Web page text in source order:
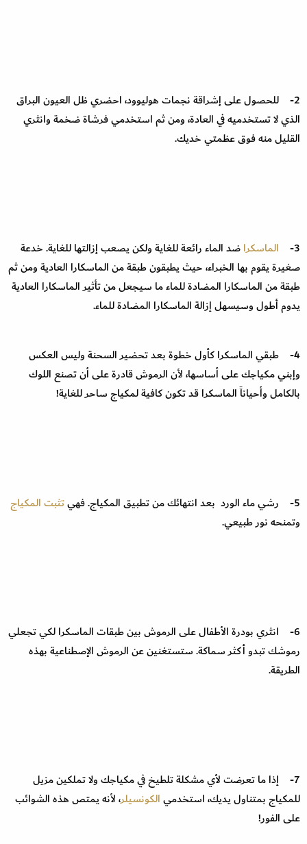
2- للحصول على إشراقة نجمات هوليوود، احضري ظل العيون البراق
الذي لا تستخدميه في العادة، ومن ثم استخدمي فرشاة ضخمة وانثري
القليل منه فوق عظمتي خديك.
3- الماسكراضد الماء رائعة للغاية ولكن يصعب إزالتها للغاية. خدعة
صغيرة يقوم بها الخبراء، حيث يطبقون طبقة من الماسكارا العادية ومن ثم
طبقة من الماسكارا المضادة للماء ما سيجعل من تأثير الماسكارا العادية
يدوم أطول وسيسهل إزالة الماسكارا المضادة للماء.
4- طبقي الماسكرا كأول خطوة بعد تحضير السحنة وليس العكس
وإبني مكياجك على أساسها، لأن الرموش قادرة على أن تصنع اللوك
بالكامل وأحياناً الماسكرا قد تكون كافية لمكياج ساحر للغاية!
5- رشي ماء الورد بعد انتهائك من تطبيق المكياج. فهي
تثبت المكياج
وتمنحه نور طبيعي.
6- انثري بودرة الأطفال على الرموش بين طبقات الماسكرا لكي تجعلي
رموشك تبدو أكثر سماكة. ستستغنين عن الرموش الإصطناعية بهذه
الطريقة.
7- إذا ما تعرضت لأي مشكلة تلطيخ في مكياجك ولا تملكين مزيل
للمكياج بمتناول يديك، استخدميالكونسيلر، لأنه يمتص هذه الشوائب
على الفور!